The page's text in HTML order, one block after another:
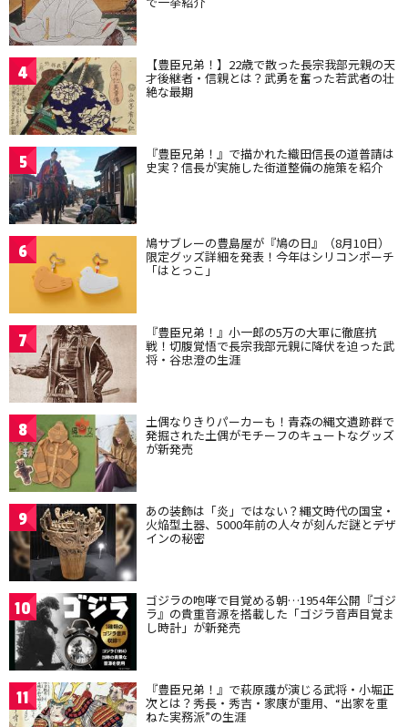
4 【豊臣兄弟！】22歳で散った長宗我部元親の天
才後継者・信親とは？武勇を奮った若武者の壮
絶な最期
5 『豊臣兄弟！』で描かれた織田信長の道普請は
史実？信長が実施した街道整備の施策を紹介
6 鳩サブレーの豊島屋が『鳩の日』（8月10日）
限定グッズ詳細を発表！今年はシリコンポーチ
「はとっこ」
7 『豊臣兄弟！』小一郎の5万の大軍に徹底抗
戦！切腹覚悟で長宗我部元親に降伏を迫った武
将・谷忠澄の生涯
8 土偶なりきりパーカーも！青森の縄文遺跡群で
発掘された土偶がモチーフのキュートなグッズ
が新発売
9 あの装飾は「炎」ではない？縄文時代の国宝・
火焔型土器、5000年前の人々が刻んだ謎とデザ
インの秘密
10 ゴジラの咆哮で目覚める朝…1954年公開『ゴジ
ラ』の貴重音源を搭載した「ゴジラ音声目覚ま
し時計」が新発売
11 『豊臣兄弟！』で萩原護が演じる武将・小堀正
次とは？秀長・秀吉・家康が重用、“出家を重
ねた実務派”の生涯